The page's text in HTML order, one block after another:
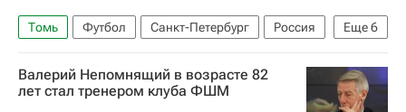
Еще6
Томь Футбол Санкт-Петербург
Россия
Александр Кержаков
Артём Дзюба
Нижний Новгород
Зенит
Валерий Непомнящий в возрасте 82
лет стал тренером клуба ФШМ